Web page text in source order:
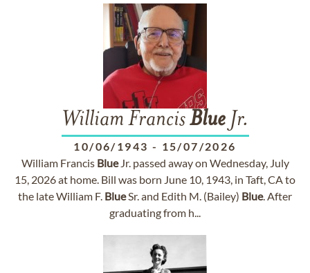
William FrancisBlueJr.
10/06/1943 - 15/07/2026
William Francis BlueJr. passed away on Wednesday, July
15, 2026 at home. Bill was born June 10, 1943, in Taft, CA to
the late William F. BlueSr. and Edith M. (Bailey) Blue. After
graduating from h...